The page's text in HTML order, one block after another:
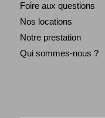
Foire aux questions
Nos locations
Notre prestation
Qui sommes-nous ?